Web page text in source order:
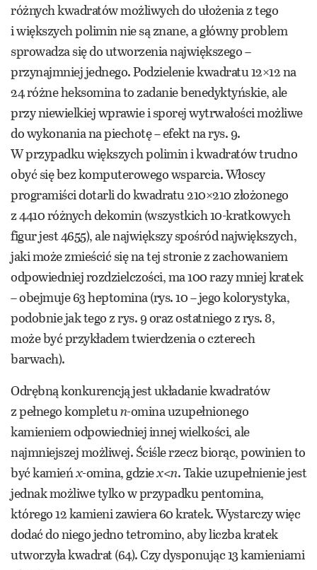
różnych kwadratów możliwych do ułożenia z tego
i większych polimin nie są znane, a główny problem
sprowadza się do utworzenia największego –
przynajmniej jednego. Podzielenie kwadratu 12×12 na
24 różne heksomina to zadanie benedyktyńskie, ale
przy niewielkiej wprawie i sporej wytrwałości możliwe
do wykonania na piechotę – efekt na rys. 9.
W przypadku większych polimin i kwadratów trudno
obyć się bez komputerowego wsparcia. Włoscy
programiści dotarli do kwadratu 210×210 złożonego
z 4410 różnych dekomin (wszystkich 10-kratkowych
figur jest 4655), ale największy spośród największych,
jaki może zmieścić się na tej stronie z zachowaniem
odpowiedniej rozdzielczości, ma 100 razy mniej kratek
– obejmuje 63 heptomina (rys. 10 – jego kolorystyka,
podobnie jak tego z rys. 9 oraz ostatniego z rys. 8,
może być przykładem twierdzenia o czterech
barwach).
Odrębną konkurencją jest układanie kwadratów
z pełnego kompletun-omina uzupełnionego
kamieniem odpowiedniej innej wielkości, ale
najmniejszej możliwej. Ściśle rzecz biorąc, powinien to
być kamieńx-omina, gdziex<n. Takie uzupełnienie jest
jednak możliwe tylko w przypadku pentomina,
którego 12 kamieni zawiera 60 kratek. Wystarczy więc
dodać do niego jedno tetromino, aby liczba kratek
utworzyła kwadrat (64). Czy dysponując 13 kamieniami